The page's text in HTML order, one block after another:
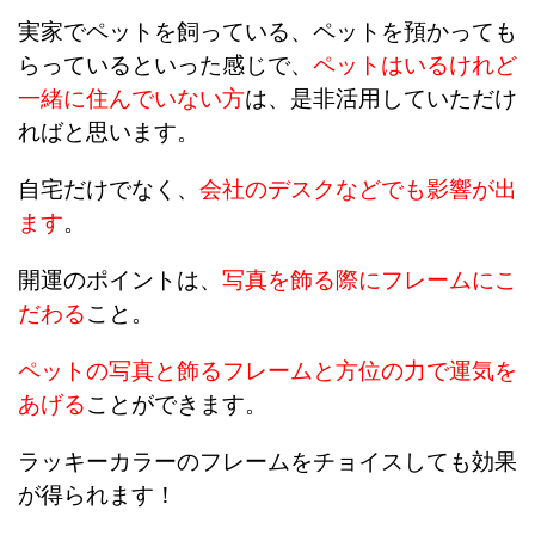
実家でペットを飼っている、ペットを預かっても
らっているといった感じで、 ペットはいるけれど
一緒に住んでいない方は、是非活用していただけ
ればと思います。
自宅だけでなく、 会社のデスクなどでも影響が出
ます。
開運のポイントは、 写真を飾る際にフレームにこ
だわること。
ペットの写真と飾るフレームと方位の力で運気を
あげることができます。
ラッキーカラーのフレームをチョイスしても効果
が得られます！